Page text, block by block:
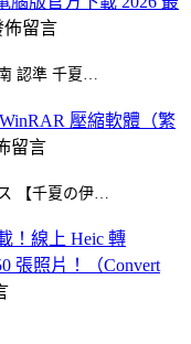
佈留言
認準 千夏…
壓縮軟體（繁
留言
【千夏の伊…
！線上 Heic 轉
張照片！（Convert